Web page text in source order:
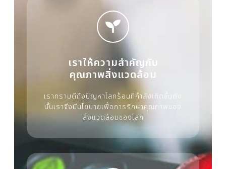
เราให้ความสำคัญกับ
คุณภาพสิ่งแวดล้อม
เราทราบดีถึงปัญหาโลกร้อนที่กำลังเกิดขึ้นดัง
นั้นเราจึงมีนโยบายเพื่อการรักษาคุณภาพของ
สิ่งแวดล้อมของโลก